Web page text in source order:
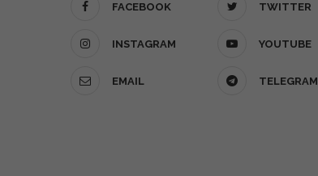
FACEBOOK TWITTER
INSTAGRAM YOUTUBE
EMAIL TELEGRAM